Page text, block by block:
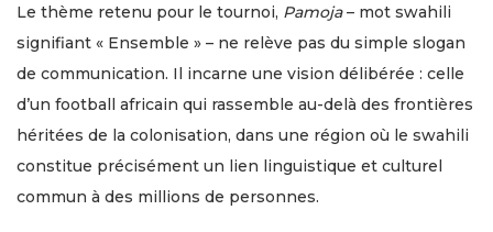
Le thème retenu pour le tournoi, Pamoja– mot swahili
signifiant « Ensemble » – ne relève pas du simple slogan
de communication. Il incarne une vision délibérée : celle
d’un football africain qui rassemble au-delà des frontières
héritées de la colonisation, dans une région où le swahili
constitue précisément un lien linguistique et culturel
commun à des millions de personnes.